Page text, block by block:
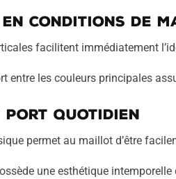
conditions de
facilitent immédiatement
entre les couleurs principales
port quotidien
permet au maillot d’être
une esthétique